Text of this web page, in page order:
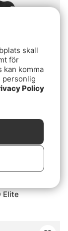
DT
Elite
skall
för
kan komma
personlig
Policy